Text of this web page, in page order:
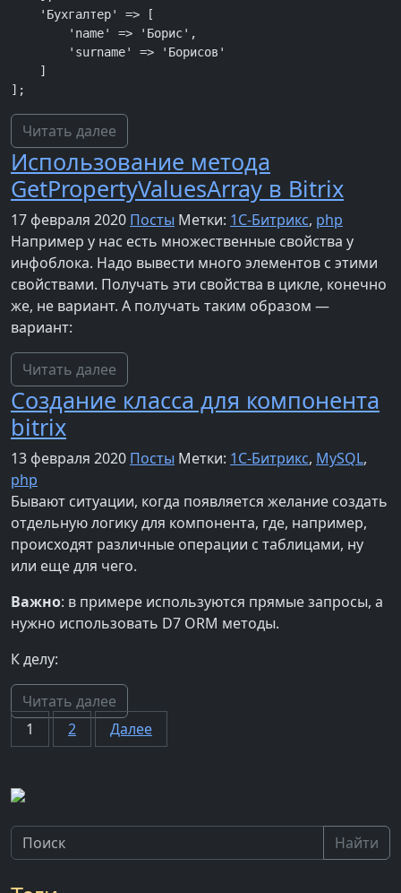
];
Читать далее
Использование метода
GetPropertyValuesArray в Bitrix
17 февраля 2020 Посты Метки: 1С-Битрикс, php
Например у нас есть множественные свойства у
инфоблока. Надо вывести много элементов с этими
свойствами. Получать эти свойства в цикле, конечно
же, не вариант. А получать таким образом —
вариант:
Читать далее
Создание класса для компонента
bitrix
13 февраля 2020 Посты Метки: 1С-Битрикс, MySQL,
php
Бывают ситуации, когда появляется желание создать
отдельную логику для компонента, где, например,
происходят различные операции с таблицами, ну
или еще для чего.
Важно: в примере используются прямые запросы, а
нужно использовать D7 ORM методы.
К делу:
Читать далее
Пагинация
1 2 Далее
Найти